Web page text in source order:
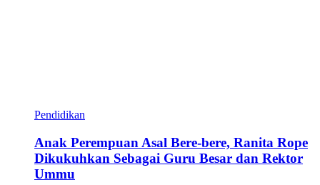
Pendidikan
Anak Perempuan Asal Bere-bere, Ranita Rope
Dikukuhkan Sebagai Guru Besar dan Rektor
Ummu